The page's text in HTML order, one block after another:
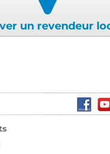
un revendeur